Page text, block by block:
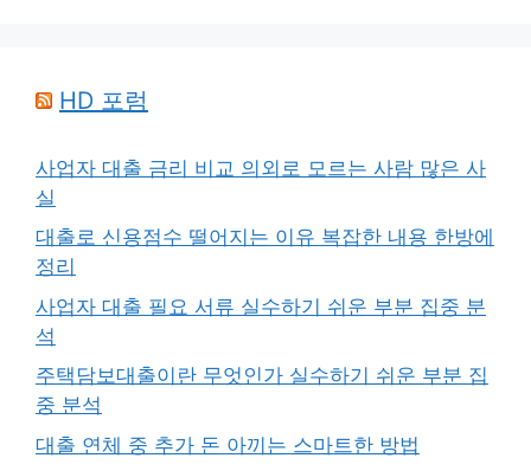
HD 포럼
사업자 대출 금리 비교 의외로 모르는 사람 많은 사
실
대출로 신용점수 떨어지는 이유 복잡한 내용 한방에
정리
사업자 대출 필요 서류 실수하기 쉬운 부분 집중 분
석
주택담보대출이란 무엇인가 실수하기 쉬운 부분 집
중 분석
대출 연체 중 추가 돈 아끼는 스마트한 방법